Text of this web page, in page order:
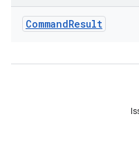
CommandResult